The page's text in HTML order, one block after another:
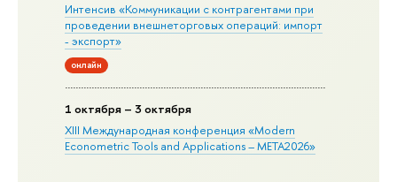
Интенсив «Коммуникации с контрагентами при
проведении внешнеторговых операций: импорт
- экспорт»
онлайн
1 октября – 3 октября
XIII Международная конференция «Modern
Econometric Tools and Applications – META2026»